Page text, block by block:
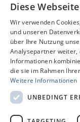
Diese
Wir verwenden
und unseren
über Ihre Nutzung
Analysepartner
Informationen
die sie im Rahmen
Weitere Informationen
UNBEDINGT